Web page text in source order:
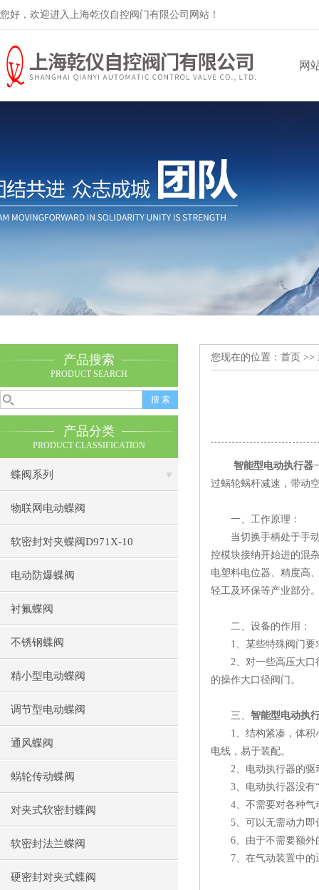
您好，欢迎进入上海乾仪自控阀门有限公司网站！
网
产品搜索
PRODUCT SEARCH
产品分类
PRODUCT CLASSIFICATION
蝶阀系列
物联网电动蝶阀
软密封对夹蝶阀D971X-10
电动防爆蝶阀
衬氟蝶阀
不锈钢蝶阀
精小型电动蝶阀
调节型电动蝶阀
通风蝶阀
蜗轮传动蝶阀
对夹式软密封蝶阀
软密封法兰蝶阀
硬密封对夹式蝶阀
您现在的位置： 首页 >>
智能型电动执行器
过蜗轮蜗杆减速，带动
一、工作原理：
当切换手柄处于手动
控模块接纳开始进的混
电塑料电位器、精度高
轻工及环保等产业部分
二、设备的作用：
1、某些特殊阀门要求
2、对一些高压大口径
的操作大口径阀门。
三、 智能型电动执
1、结构紧凑，体积小
电线，易于装配。
2、电动执行器的驱动
3、电动执行器没有“
4、不需要对各种气
5、可以无需动力即
6、由于不需要额外的
7、在气动装置中的通